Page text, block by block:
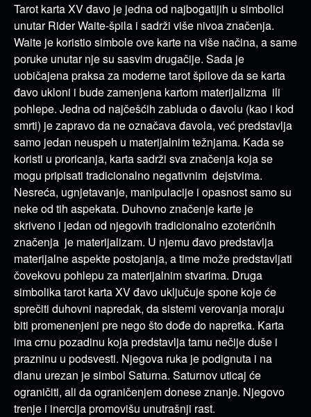
Tarot karta XV đavo je jedna od najbogatijih u simbolici
unutar Rider Waite-špila i sadrži više nivoa značenja.
Waite je koristio simbole ove karte na više načina, a same
poruke unutar nje su sasvim drugačije. Sada je
uobičajena praksa za moderne tarot špilove da se karta
đavo ukloni i bude zamenjena kartom materijalizma ili
pohlepe. Jedna od najčešćih zabluda o đavolu (kao i kod
smrti) je zapravo da ne označava đavola, već predstavlja
samo jedan neuspeh u materijalnim težnjama. Kada se
koristi u proricanja, karta sadrži sva značenja koja se
mogu pripisati tradicionalno negativnim dejstvima.
Nesreća, ugnjetavanje, manipulacije i opasnost samo su
neke od tih aspekata. Duhovno značenje karte je
skriveno i jedan od njegovih tradicionalno ezoteričnih
značenja je materijalizam. U njemu đavo predstavlja
materijalne aspekte postojanja, a time može predstavljati
čovekovu pohlepu za materijalnim stvarima. Druga
simbolika tarot karta XV đavo uključuje spone koje će
sprečiti duhovni napredak, da sistemi verovanja moraju
biti promenenjeni pre nego što dođe do napretka. Karta
ima crnu pozadinu koja predstavlja tamu nečije duše i
prazninu u podsvesti. Njegova ruka je podignuta i na
dlanu urezan je simbol Saturna. Saturnov uticaj će
ograničiti, ali da ograničenjem donese znanje. Njegovo
trenje i inercija promovišu unutrašnji rast.